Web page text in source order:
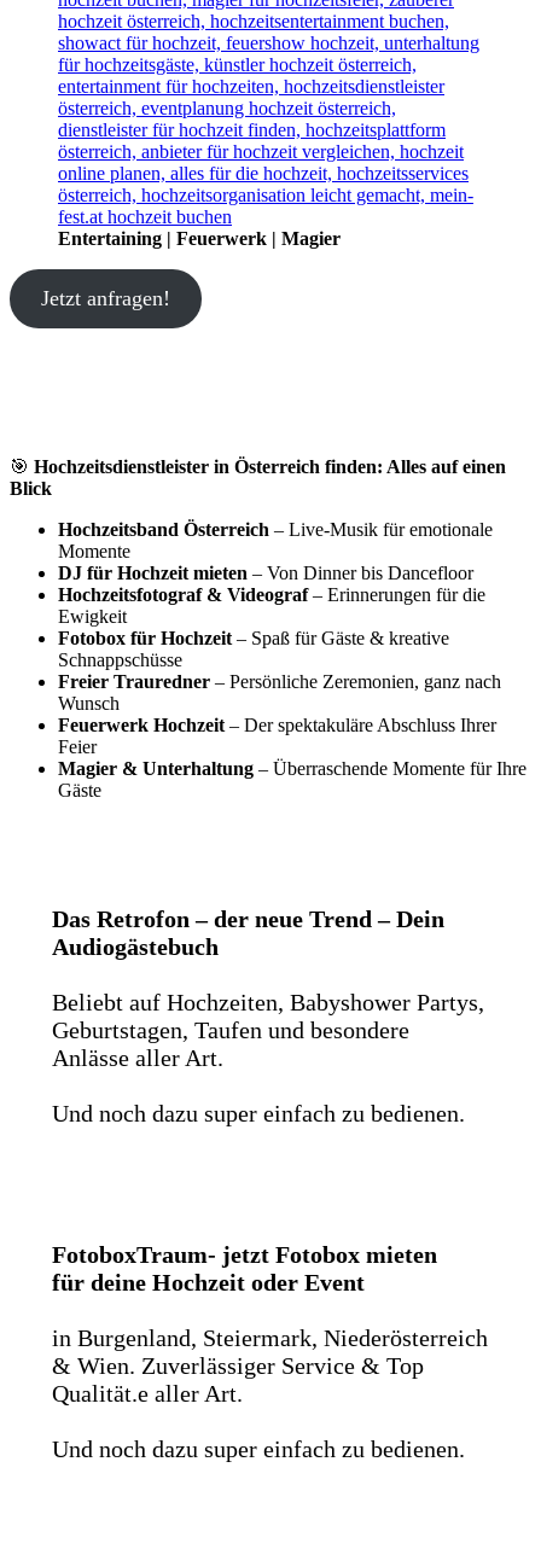
Entertaining | Feuerwerk | Magier
Jetzt anfragen!
🎯 Hochzeitsdienstleister in Österreich finden: Alles auf einen
Blick
Hochzeitsband Österreich – Live-Musik für emotionale
Momente
DJ für Hochzeit mieten – Von Dinner bis Dancefloor
Hochzeitsfotograf & Videograf– Erinnerungen für die
Ewigkeit
Fotobox für Hochzeit – Spaß für Gäste & kreative
Schnappschüsse
Freier Trauredner – Persönliche Zeremonien, ganz nach
Wunsch
Feuerwerk Hochzeit – Der spektakuläre Abschluss Ihrer
Feier
Magier & Unterhaltung – Überraschende Momente für Ihre
Gäste
Das Retrofon – der neue Trend – Dein
Audiogästebuch
Beliebt auf Hochzeiten, Babyshower Partys,
Geburtstagen, Taufen und besondere
Anlässe aller Art.
Und noch dazu super einfach zu bedienen.
FotoboxTraum- jetzt Fotobox mieten
für deine Hochzeit oder Event
in Burgenland, Steiermark, Niederösterreich
& Wien. Zuverlässiger Service & Top
Qualität.e aller Art.
Und noch dazu super einfach zu bedienen.